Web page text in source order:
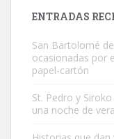
Este gato macho ha
ENTRADAS
San Bartolomé
ocasionadas por
papel-cartón
St. Pedro y
una noche de